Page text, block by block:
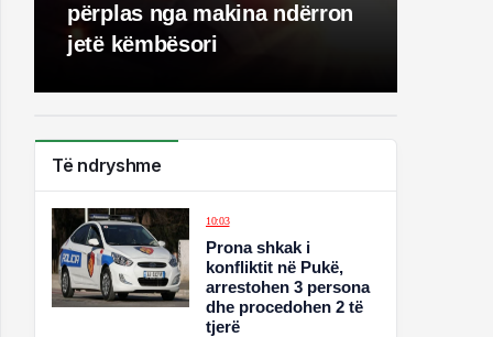
përplas nga makina ndërron
jetë këmbësori
Të ndryshme
10:03
Prona shkak i
konfliktit në Pukë,
arrestohen 3 persona
dhe procedohen 2 të
tjerë